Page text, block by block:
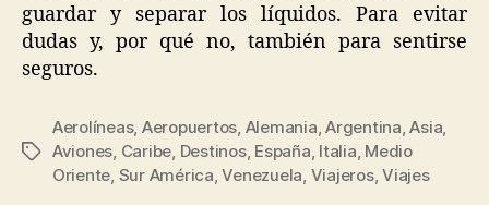
guardar y separar los líquidos. Para evitar
dudas y, por qué no, también para sentirse
seguros.
Tags
Aerolíneas, Aeropuertos Alemania ,Argentina ,Asia
Aviones Caribe Destinos, España Italia Medio
Oriente Sur América ,Venezuela Viajeros,Viajes